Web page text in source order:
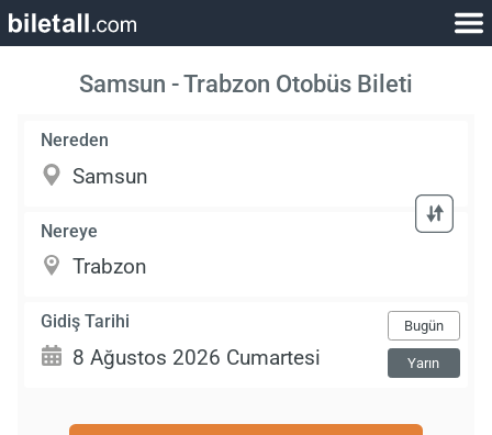
Samsun - Trabzon Otobüs Bileti
Nereden
Nereye
Gidiş Tarihi Bugün
Yarın